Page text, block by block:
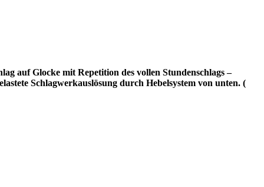
auf Glocke mit Repetition des vollen Stundenschlags –
Schlagwerkauslösung durch Hebelsystem von unten. (